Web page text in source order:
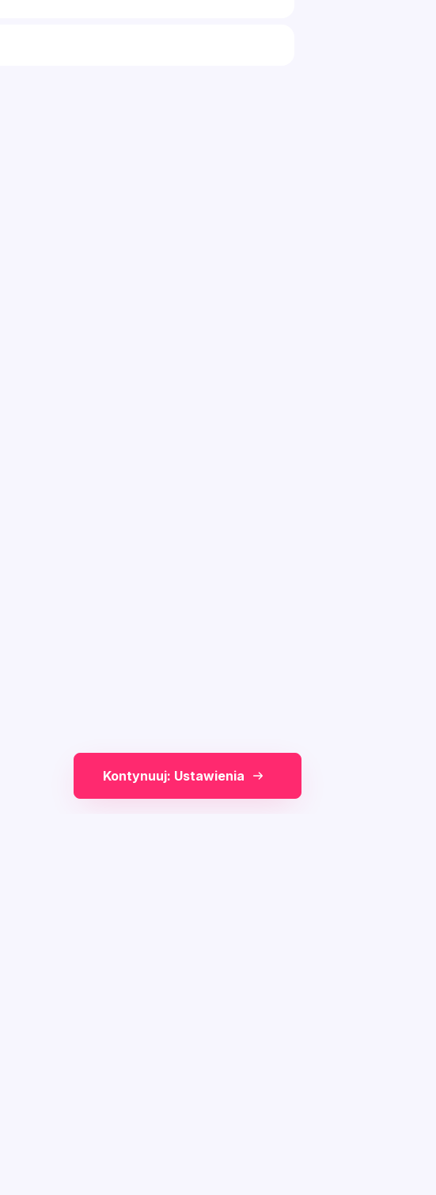
Kontynuuj: Ustawienia